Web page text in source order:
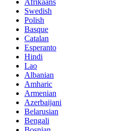
Afrikaans
Swedish
Polish
Basque
Catalan
Esperanto
Hindi
Lao
Albanian
Amharic
Armenian
Azerbaijani
Belarusian
Bengali